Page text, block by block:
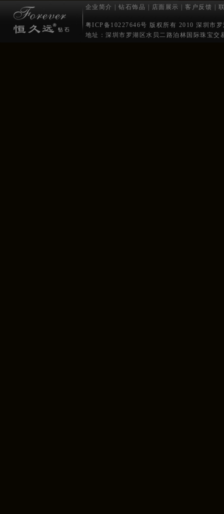
企业简介 |钻石饰品 店面展示 |客户反馈
粤ICP备10227646号 版权所有 2010 深圳市
地址：深圳市罗湖区水贝二路泊林国际珠宝